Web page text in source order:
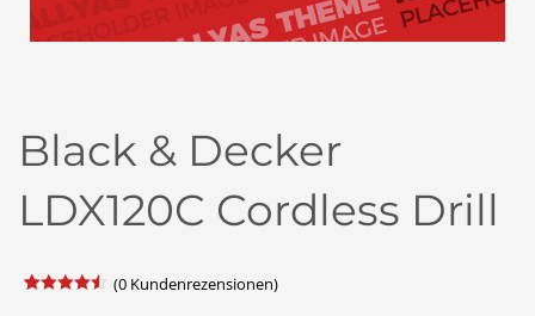
Black & Decker
LDX120C Cordless Drill
(0 Kundenrezensionen)